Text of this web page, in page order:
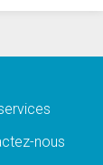
lanous